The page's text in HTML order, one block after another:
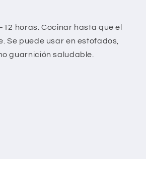
horas. Cocinar hasta que el
Se puede usar en estofados,
guarnición saludable.